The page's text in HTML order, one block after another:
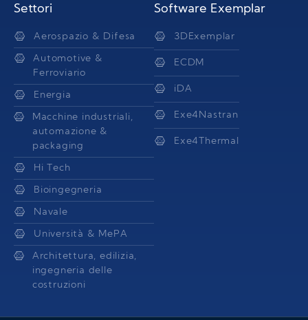
Settori
Aerospazio & Difesa
Automotive &
Ferroviario
Energia
Macchine industriali,
automazione &
packaging
Hi Tech
Bioingegneria
Navale
Università & MePA
Architettura, edilizia,
ingegneria delle
costruzioni
Software Exemplar
3DExemplar
ECDM
iDA
Exe4Nastran
Exe4Thermal